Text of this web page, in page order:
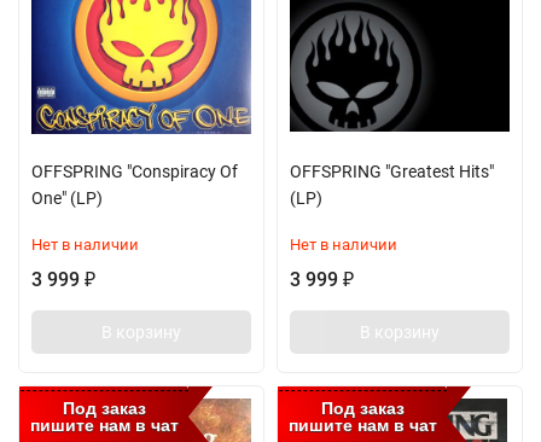
OFFSPRING "Conspiracy Of
One" (LP)
Нет в наличии
3 999 ₽
В корзину
OFFSPRING "Greatest Hits"
(LP)
Нет в наличии
3 999 ₽
В корзину
Под заказ
пишите нам в чат
Под заказ
пишите нам в чат